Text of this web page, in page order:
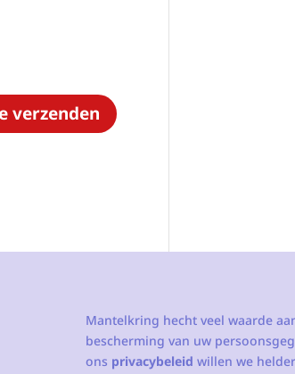
Mantelkring hecht veel waarde
bescherming van uw
ons privacybeleid willen we